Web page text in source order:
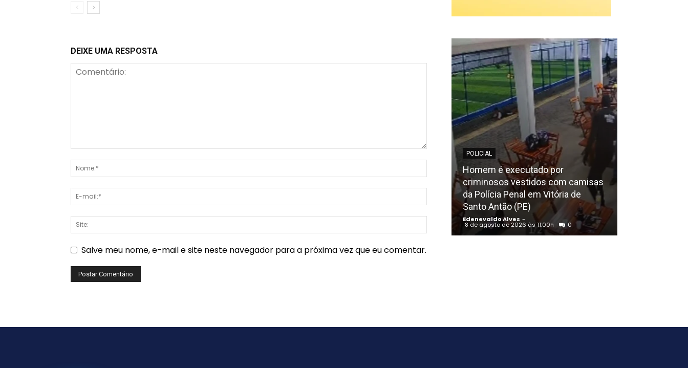
DEIXE UMA RESPOSTA
Salve meu nome, e-mail e site neste navegador para a próxima vez que eu comentar.
POLICIAL
Homem é executado por
criminosos vestidos com camisas
da Polícia Penal em Vitória de
Santo Antão (PE)
Edenevaldo Alves -
8 de agosto de 2026 às 11:00h 0